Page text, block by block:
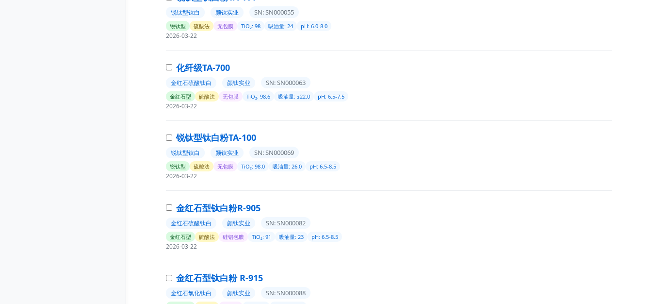
锐钛型钛白 颜钛实业 SN: SN000055
锐钛型 硫酸法 无包膜 TiO₂: 98 吸油量: 24 pH: 6.0-8.0
2026-03-22
化纤级TA-700
金红石硫酸钛白 颜钛实业 SN: SN000063
金红石型 硫酸法 无包膜 TiO₂: 98.6 吸油量: ≤22.0 pH: 6.5-7.5
2026-03-22
锐钛型钛白粉TA-100
锐钛型钛白 颜钛实业 SN: SN000069
锐钛型 硫酸法 无包膜 TiO₂: 98.0 吸油量: 26.0 pH: 6.5-8.5
2026-03-22
金红石型钛白粉R-905
金红石硫酸钛白 颜钛实业 SN: SN000082
金红石型 硫酸法 硅铝包膜 TiO₂: 91 吸油量: 23 pH: 6.5-8.5
2026-03-22
金红石型钛白粉 R-915
金红石氯化钛白 颜钛实业 SN: SN000088